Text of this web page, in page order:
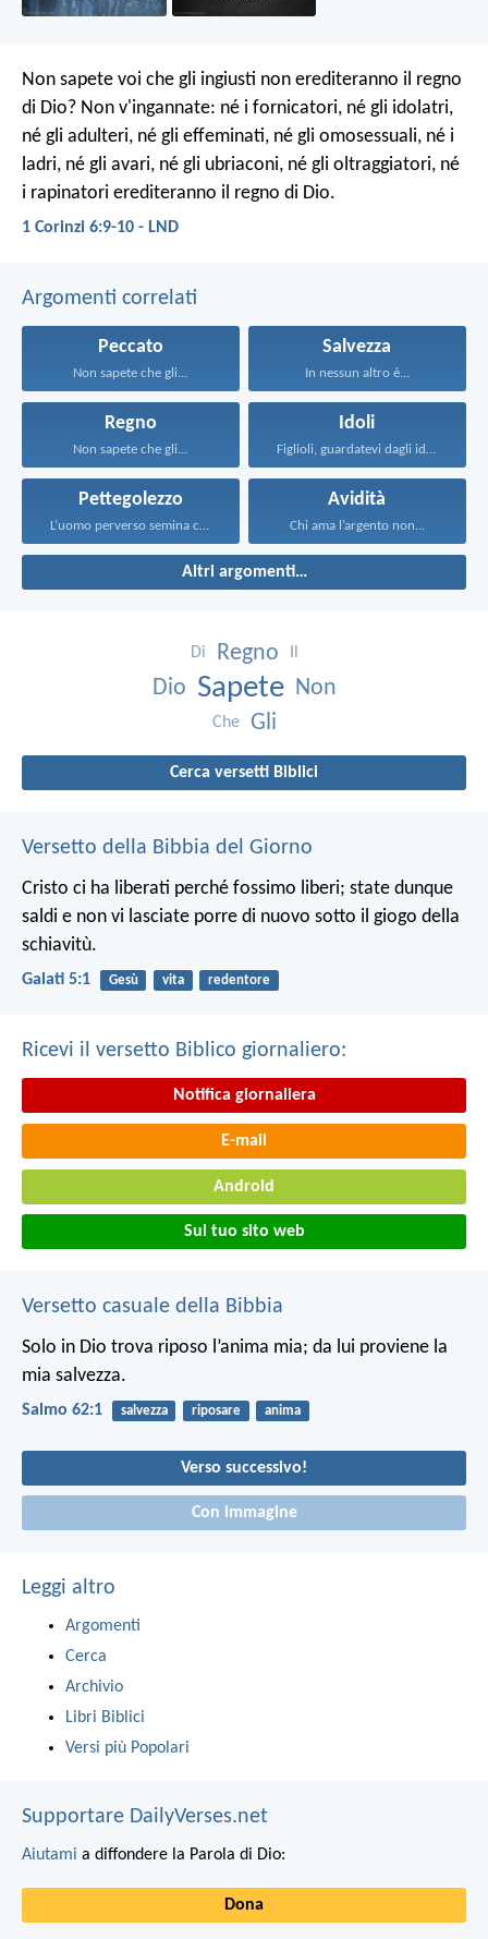
Non sapete voi che gli ingiusti non erediteranno il regno
di Dio? Non v'ingannate: né i fornicatori, né gli idolatri,
né gli adulteri, né gli effeminati, né gli omosessuali, né i
ladri, né gli avari, né gli ubriaconi, né gli oltraggiatori, né
i rapinatori erediteranno il regno di Dio.
1 Corinzi 6:9-10 - LND
Argomenti correlati
Peccato
Non sapete che gli...
Salvezza
In nessun altro è...
Regno
Non sapete che gli...
Idoli
Figlioli, guardatevi dagli idoli...
Pettegolezzo
L’uomo perverso semina contese...
Avidità
Chi ama l’argento non...
Altri argomenti…
Di Regno
Dio Sapete Non
Che Gli
Cerca versetti Biblici
Versetto della Bibbia del Giorno
Cristo ci ha liberati perché fossimo liberi; state dunque
saldi e non vi lasciate porre di nuovo sotto il giogo della
schiavitù.
Galati 5:1 Gesù vita redentore
Ricevi il versetto Biblico giornaliero:
Notifica giornaliera
E-mail
Android
Sul tuo sito web
Versetto casuale della Bibbia
Solo in Dio trova riposo l’anima mia; da lui proviene la
mia salvezza.
Salmo 62:1 salvezza riposare anima
Verso successivo!
Con immagine
Leggi altro
Argomenti
Cerca
Archivio
Libri Biblici
Versi più Popolari
Supportare DailyVerses.net
Aiutami a diffondere la Parola di Dio:
Dona